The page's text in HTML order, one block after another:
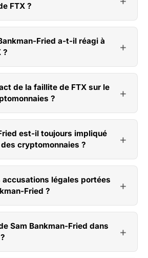
FTX ?
Fried a-t-il réagi à
?
de la faillite de FTX sur le
?
est-il toujours impliqué
cryptomonnaies ?
accusations légales portées
Fried ?
Sam Bankman-Fried dans